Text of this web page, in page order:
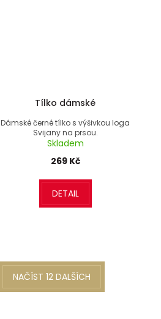
Tílko dámské
Dámské černé tílko s výšivkou loga
Svijany na prsou.
Skladem
269 Kč
DETAIL
NAČÍST 12 DALŠÍCH